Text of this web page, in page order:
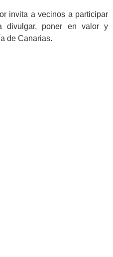
invita a vecinos a participar
divulgar, poner en valor y
de Canarias.